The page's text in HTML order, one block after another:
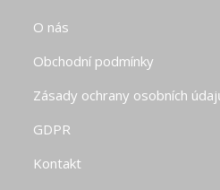
O nás
Obchodní podmínky
Zásady ochrany osobních
GDPR
Kontakt